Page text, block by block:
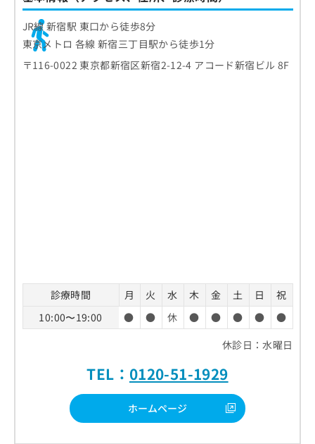
JR線 新宿駅 東口から徒歩8分
東京メトロ 各線 新宿三丁目駅から徒歩1分
〒116-0022 東京都新宿区新宿2-12-4 アコード新宿ビル 8F
診療時間 月 火 水 木 金 土 日
祝
10:00〜19:00
● ● 休 ● ● ● ●
●
休診日：水曜日
TEL： 0120-51-1929
ホームページ